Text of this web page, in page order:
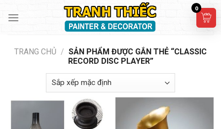
TRANG CHỦ / SẢN PHẨM ĐƯỢC GẮN THẺ “CLASSIC
RECORD DISC PLAYER”
0